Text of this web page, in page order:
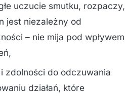
uczucie smutku, rozpaczy,
jest niezależny od
– nie mija pod wpływem
zdolności do odczuwania
działań, które